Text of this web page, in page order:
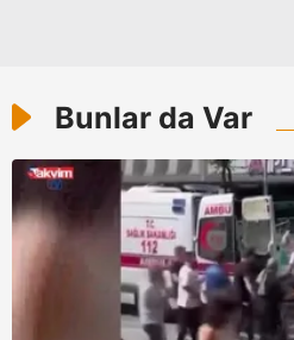
verileriniz işlenmekte olup
kullanılmaktadır. Diğer
kılınması ve kişiselleştirilmesi
reklam/pazarlama faaliyetlerinin
sınırlı olarak açık rızanız
Çerezlere ilişkin tercihlerinizi
Bunlar da Var